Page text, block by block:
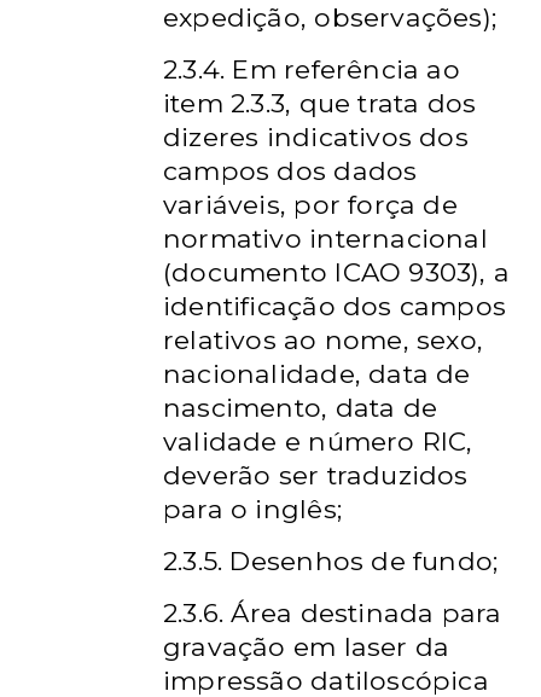
expedição, observações);
2.3.4. Em referência ao
item 2.3.3, que trata dos
dizeres indicativos dos
campos dos dados
variáveis, por força de
normativo internacional
(documento ICAO 9303), a
identificação dos campos
relativos ao nome, sexo,
nacionalidade, data de
nascimento, data de
validade e número RIC,
deverão ser traduzidos
para o inglês;
2.3.5. Desenhos de fundo;
2.3.6. Área destinada para
gravação em laser da
impressão datiloscópica